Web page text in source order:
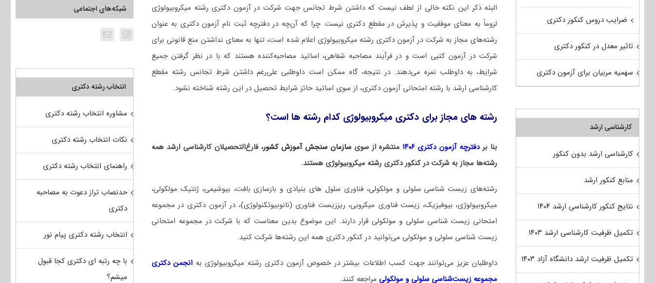
البته ذکر این نکته خالی از لطف نیست که داشتن شرط تجانس جهت شرکت در آزمون دکتری رشته میکروبیولوژی
لزوماً به معنای موفقیت و پذیرش در مقطع دکتری نیست. چرا که آن‌چه در دفترچه ثبت نام آزمون دکتری به عنوان
رشته‌های مجاز به شرکت در آزمون دکتری رشته میکروبیولوژی اعلام شده است، تنها به معنای نداشتن منع قانونی برای
شرکت در آزمون کتبی است و در فرآیند مصاحبه شفاهی، اساتید مصاحبه‌کننده هستند که با در نظر گرفتن جمیع
شرایط، به داوطلب نمره می‌دهند. در نتیجه، گاه ممکن است داوطلبی علی‌رغم داشتن شرط تجانس رشته مقطع
کارشناسی ارشد با رشته امتحانی آزمون دکتری، از سوی اساتید حائز شرایط تحصیل در این رشته شناخته نشود.
رشته های مجاز برای دکتری میکروبیولوژی کدام رشته ها است؟
بنا بردفترچه آزمون دکتری ۱۴۰۶ منتشره از سویسازمان سنجش آموزش کشور، فارغ‌التحصیلان کارشناسی ارشد همه
رشته‌ها مجاز به شرکت در کنکور دکتری رشته میکروبیولوژی هستند.
رشته‌های زیست شناسی سلولی و مولکولی، فناوری سلول های بنیادی و بازسازی بافت، بیوشیمی، ژنتیک مولکولی،
میکروبیولوژی، بیوفیزیک، زیست فناوری میکروبی، ریززیست فناوری (نانوبیوتکنولوژی)، در آزمون دکتری در مجموعه
امتحانی زیست شناسی سلولی و مولکولی قرار دارند. این موضوع بدین معناست که با شرکت در مجموعه امتحانی
زیست شناسی سلولی و مولکولی می‌توانید در کنکور دکتری همه این رشته‌ها شرکت کنید.
داوطلبان عزیز می‌توانند جهت کسب اطلاعات بیشتر در خصوص آزمون دکتری رشته میکروبیولوژی به انجمن دکتری
مجموعه زیست‌شناسی سلولی و مولکولی مراجعه کنند.
شبکه‌های اجتماعی
انتخاب رشته دکتری
مشاوره انتخاب رشته دکتری
نکات انتخاب رشته دکتری
راهنمای انتخاب رشته دکتری
حدنصاب تراز دعوت به مصاحبه
دکتری
انتخاب رشته دکتری پیام نور
با چه رتبه ای دکتری کجا قبول
میشم؟
ضرایب دروس کنکور دکتری
تاثیر معدل در کنکور دکتری
سهمیه مربیان برای آزمون دکتری
کارشناسی ارشد
کارشناسی ارشد بدون کنکور
منابع کنکور ارشد
نتایج کنکور کارشناسی ارشد ۱۴۰۴
تکمیل ظرفیت کارشناسی ارشد ۱۴۰۳
تکمیل ظرفیت ارشد دانشگاه آزاد ۱۴۰۳